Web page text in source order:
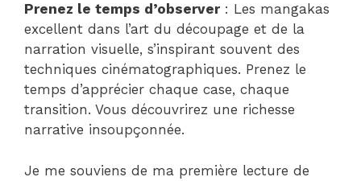
Prenez le temps d’observer: Les mangakas
excellent dans l’art du découpage et de la
narration visuelle, s’inspirant souvent des
techniques cinématographiques. Prenez le
temps d’apprécier chaque case, chaque
transition. Vous découvrirez une richesse
narrative insoupçonnée.
Je me souviens de ma première lecture de